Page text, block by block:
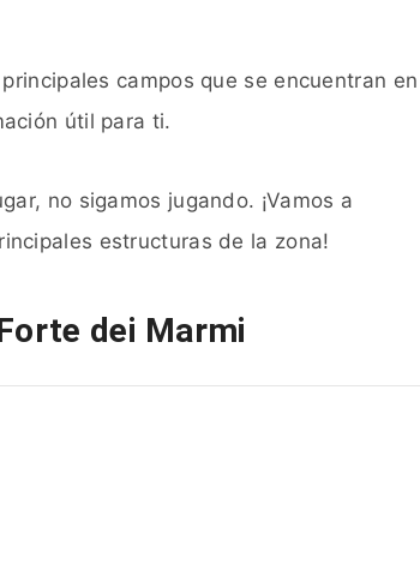
campos que se encuentran en
útil para ti.
no sigamos jugando. ¡Vamos a
estructuras de la zona!
dei Marmi